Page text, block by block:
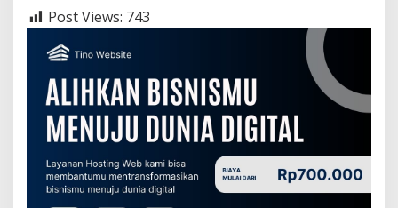
Post Views: 743